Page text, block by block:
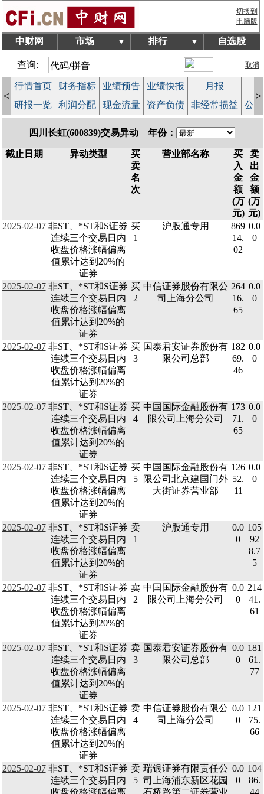
切换到
电脑版
中财网 市场 ▼ 排行 ▼ 自选股
查询: 取消
<
行情首页 财务指标 业绩预告 业绩快报 月报
研报一览
利润分配 现金流量 资产负债 非经常损益 公
>
四川长虹(600839)交易异动 年份：
截止日期 异动类型
买
卖
名
次
营业部名称
买
入
金
额
(万
元)
卖
出
金
额
(万
元)
2025-02-07 非ST、*ST和S证券
连续三个交易日内
收盘价格涨幅偏离
值累计达到20%的
证券
买
1
沪股通专用
869
14.
02
0.0
0
2025-02-07 非ST、*ST和S证券
连续三个交易日内
收盘价格涨幅偏离
值累计达到20%的
证券
买
2
中信证券股份有限公
司上海分公司
264
16.
65
0.0
0
2025-02-07 非ST、*ST和S证券
连续三个交易日内
收盘价格涨幅偏离
值累计达到20%的
证券
买
3
国泰君安证券股份有
限公司总部
182
69.
46
0.0
0
2025-02-07 非ST、*ST和S证券
连续三个交易日内
收盘价格涨幅偏离
值累计达到20%的
证券
买
4
中国国际金融股份有
限公司上海分公司
173
71.
65
0.0
0
2025-02-07 非ST、*ST和S证券
连续三个交易日内
收盘价格涨幅偏离
值累计达到20%的
证券
买
5
中国国际金融股份有
限公司北京建国门外
大街证券营业部
126
52.
11
0.0
0
2025-02-07 非ST、*ST和S证券
连续三个交易日内
收盘价格涨幅偏离
值累计达到20%的
证券
卖
1
沪股通专用
0.0
0
105
92
8.7
5
2025-02-07 非ST、*ST和S证券
连续三个交易日内
收盘价格涨幅偏离
值累计达到20%的
证券
卖
2
中国国际金融股份有
限公司上海分公司
0.0
0
214
41.
61
2025-02-07 非ST、*ST和S证券
连续三个交易日内
收盘价格涨幅偏离
值累计达到20%的
证券
卖
3
国泰君安证券股份有
限公司总部
0.0
0
181
61.
77
2025-02-07 非ST、*ST和S证券
连续三个交易日内
收盘价格涨幅偏离
值累计达到20%的
证券
卖
4
中信证券股份有限公
司上海分公司
0.0
0
121
75.
66
2025-02-07 非ST、*ST和S证券
连续三个交易日内
收盘价格涨幅偏离
卖
5
瑞银证券有限责任公
司上海浦东新区花园
石桥路第二证券营业
0.0
0
104
86.
44